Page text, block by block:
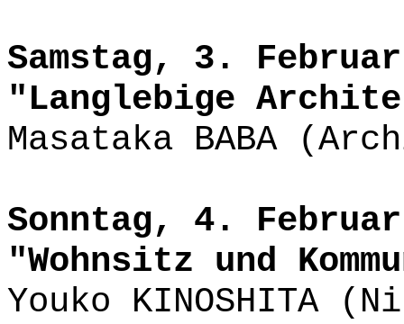
Samstag, 3. Februar
"Langlebige
Masataka BABA
Sonntag, 4. Februar
"Wohnsitz und
Youko KINOSHITA